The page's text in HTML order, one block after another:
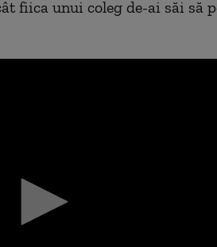
fiica unui coleg de-ai săi să